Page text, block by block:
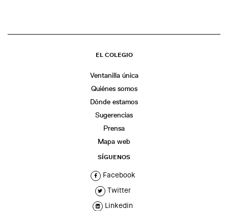
EL COLEGIO
Ventanilla única
Quiénes somos
Dónde estamos
Sugerencias
Prensa
Mapa web
SÍGUENOS
Facebook
Twitter
Linkedin